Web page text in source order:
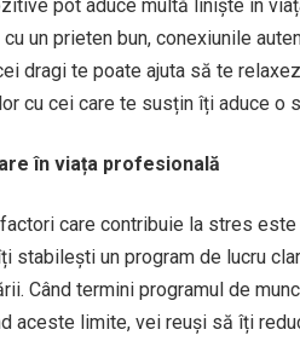
pot aduce multă liniște în
un prieten bun, conexiunile
dragi te poate ajuta să te
cu cei care te susțin îți aduce o
în viața profesională
care contribuie la stres
stabilești un program de lucru
Când termini programul de
aceste limite, vei reuși să îți